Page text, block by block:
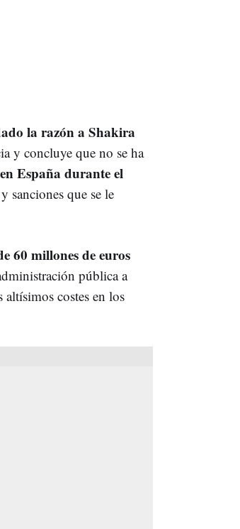
la razón a Shakira
y concluye que no se ha
España durante el
sanciones que se le
60 millones de euros
pública a
altísimos costes en los